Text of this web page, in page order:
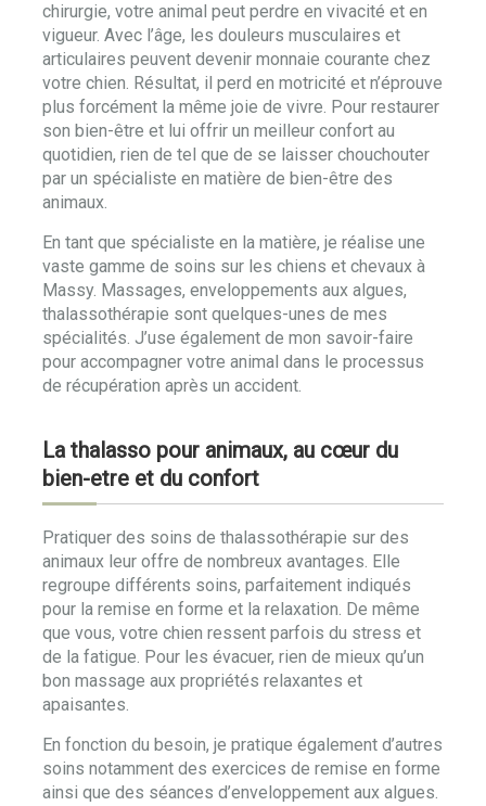
chirurgie, votre animal peut perdre en vivacité et en
vigueur. Avec l’âge, les douleurs musculaires et
articulaires peuvent devenir monnaie courante chez
votre chien. Résultat, il perd en motricité et n’éprouve
plus forcément la même joie de vivre. Pour restaurer
son bien-être et lui offrir un meilleur confort au
quotidien, rien de tel que de se laisser chouchouter
par un spécialiste en matière de bien-être des
animaux.
En tant que spécialiste en la matière, je réalise une
vaste gamme de soins sur les chiens et chevaux à
Massy. Massages, enveloppements aux algues,
thalassothérapie sont quelques-unes de mes
spécialités. J’use également de mon savoir-faire
pour accompagner votre animal dans le processus
de récupération après un accident.
La thalasso pour animaux, au cœur du
bien-etre et du confort
Pratiquer des soins de thalassothérapie sur des
animaux leur offre de nombreux avantages. Elle
regroupe différents soins, parfaitement indiqués
pour la remise en forme et la relaxation. De même
que vous, votre chien ressent parfois du stress et
de la fatigue. Pour les évacuer, rien de mieux qu’un
bon massage aux propriétés relaxantes et
apaisantes.
En fonction du besoin, je pratique également d’autres
soins notamment des exercices de remise en forme
ainsi que des séances d’enveloppement aux algues.